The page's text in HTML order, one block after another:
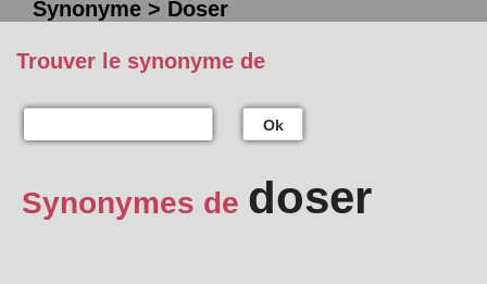
Synonyme > Doser
Trouver le synonyme de
Ok
Synonymes de doser